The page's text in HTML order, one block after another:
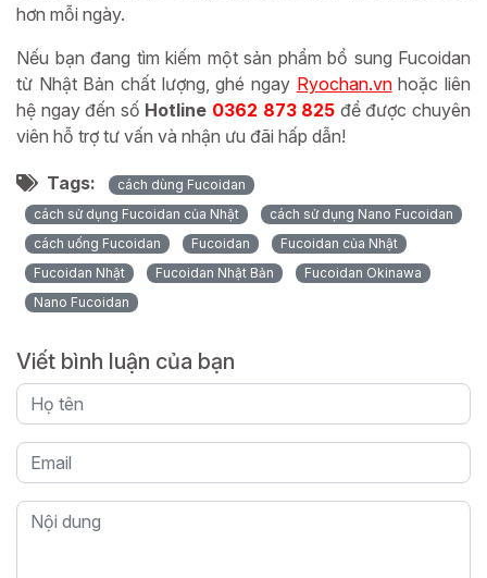
hơn mỗi ngày.
Nếu bạn đang tìm kiếm một sản phẩm bổ sung Fucoidan
từ Nhật Bản chất lượng, ghé ngay Ryochan.vnhoặc liên
hệ ngay đến số Hotline 0362 873 825 để được chuyên
viên hỗ trợ tư vấn và nhận ưu đãi hấp dẫn!
Tags:
cách dùng Fucoidan
cách sử dụng Fucoidan của Nhật
cách sử dụng Nano Fucoidan
cách uống Fucoidan
Fucoidan
Fucoidan của Nhật
Fucoidan Nhật
Fucoidan Nhật Bản
Fucoidan Okinawa
Nano Fucoidan
Viết bình luận của bạn